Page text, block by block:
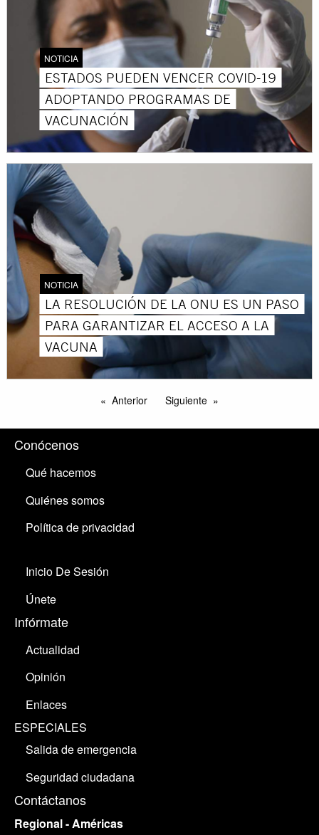
NOTICIA
ESTADOS PUEDEN VENCER COVID-19
ADOPTANDO PROGRAMAS DE
VACUNACIÓN
NOTICIA
LA RESOLUCIÓN DE LA ONU ES UN PASO
PARA GARANTIZAR EL ACCESO A LA
VACUNA
Anterior Siguiente
Conócenos
Qué hacemos
Quiénes somos
Política de privacidad
Inicio De Sesión
Únete
Infórmate
Actualidad
Opinión
Enlaces
ESPECIALES
Salida de emergencia
Seguridad ciudadana
Contáctanos
Regional - Américas